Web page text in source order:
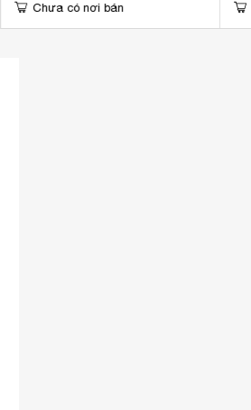
Chưa có nơi bán